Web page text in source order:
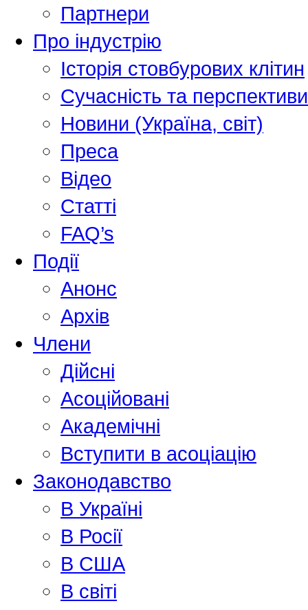
Партнери
Про індустрію
Історія стовбурових клітин
Сучасність та перспективи
Новини (Україна, світ)
Преса
Відео
Статті
FAQ’s
Події
Анонс
Архів
Члени
Дійсні
Асоційовані
Академiчнi
Вступити в асоціацію
Законодавство
В Україні
В Росії
В США
В світі